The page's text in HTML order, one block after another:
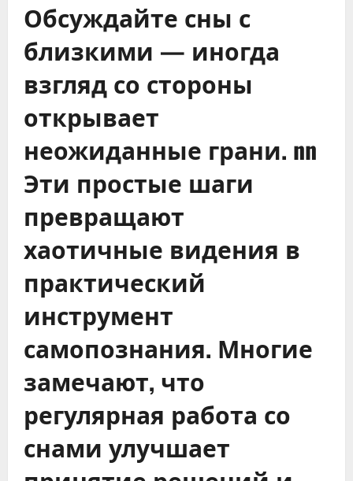
Обсуждайте сны с
близкими — иногда
взгляд со стороны
открывает
неожиданные грани. nn
Эти простые шаги
превращают
хаотичные видения в
практический
инструмент
самопознания. Многие
замечают, что
регулярная работа со
снами улучшает